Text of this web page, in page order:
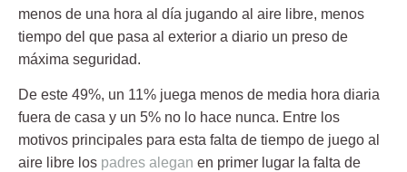
menos de una hora al día jugando al aire libre, menos
tiempo del que pasa al exterior a diario un preso de
máxima seguridad.
De este 49%, un 11% juega menos de media hora diaria
fuera de casa y un 5% no lo hace nunca. Entre los
motivos principales para esta falta de tiempo de juego al
aire libre los padres alegan en primer lugar la falta de